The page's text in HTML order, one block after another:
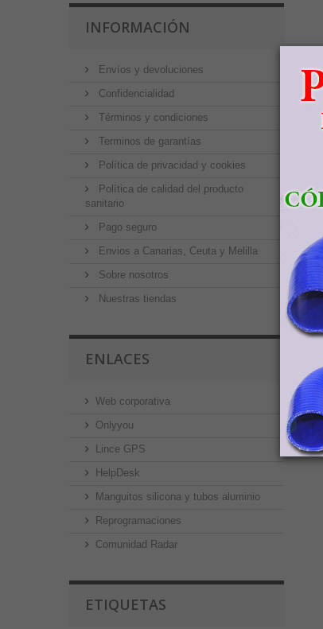
INFORMACIÓN
Envíos y devoluciones
Confidencialidad
Términos y condiciones
Terminos de garantías
Política de privacidad y cookies
Política de calidad del producto
sanitario
Pago seguro
Envios a Canarias, Ceuta y Melilla
Sobre nosotros
Nuestras tiendas
ENLACES
Web corporativa
Onlyyou
Lince GPS
HelpDesk
Manguitos silicona y tubos aluminio
Reprogramaciones
Comunidad Radar
ETIQUETAS